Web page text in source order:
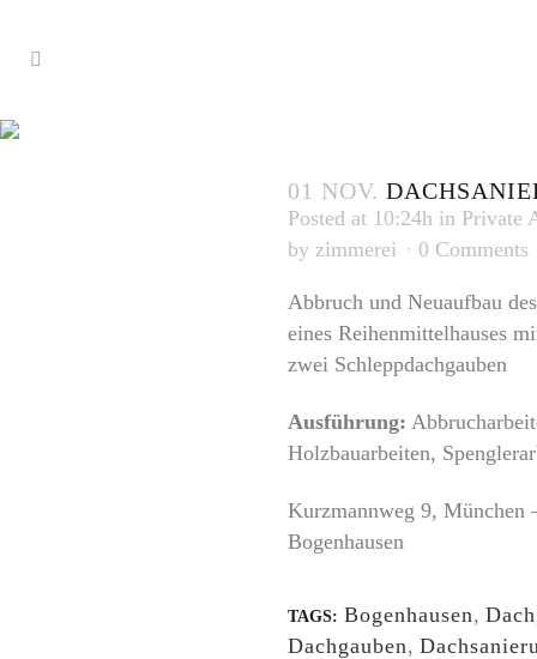
01 NOV.
Posted at 10:24h in Private
by zimmerei 0 Comments
Abbruch und Neuaufbau
eines Reihenmittelhauses
zwei Schleppdachgauben
Ausführung:
Holzbauarbeiten,
Kurzmannweg 9, München
Bogenhausen
TAGS: Bogenhausen,
Dachgauben,